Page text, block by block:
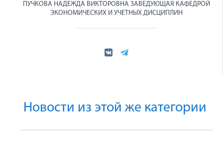
ПУЧКОВА НАДЕЖДА ВИКТОРОВНА ЗАВЕДУЮЩАЯ КАФЕДРОЙ
ЭКОНОМИЧЕСКИХ И УЧЕТНЫХ ДИСЦИПЛИН
Новости из этой же категории